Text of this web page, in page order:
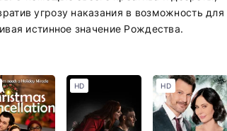
угрозу наказания в возможность для
истинное значение Рождества.
HD HD